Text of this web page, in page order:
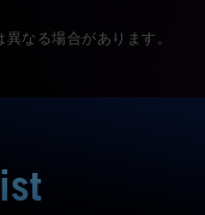
なる場合があります。